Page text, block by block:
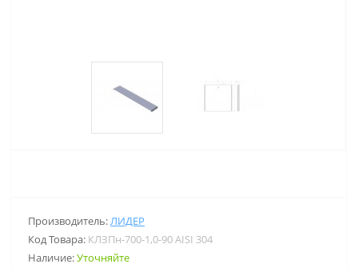
Производитель:ЛИДЕР
Код Товара: КЛЗПн-700-1,0-90 AISI 304
Наличие:Уточняйте